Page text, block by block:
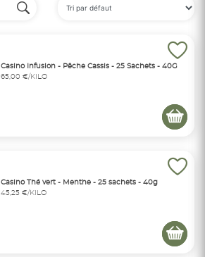
Casino Infusion - Pêche Cassis - 25 Sachets - 40G
65,00 €/KILO
Casino Thé vert - Menthe - 25 sachets - 40g
45,25 €/KILO